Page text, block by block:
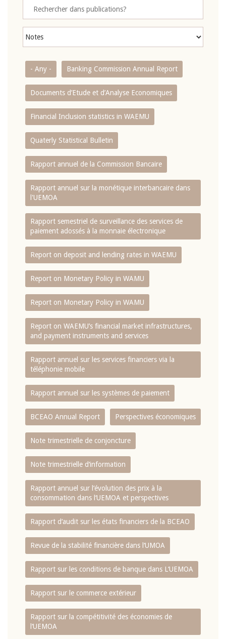
- Any - Banking Commission Annual Report
Documents d’Etude et d’Analyse Economiques
Financial Inclusion statistics in WAEMU
Quaterly Statistical Bulletin
Rapport annuel de la Commission Bancaire
Rapport annuel sur la monétique interbancaire dans
l'UEMOA
Rapport semestriel de surveillance des services de
paiement adossés à la monnaie électronique
Report on deposit and lending rates in WAEMU
Report on Monetary Policy in WAMU
Report on Monetary Policy in WAMU
Report on WAEMU’s financial market infrastructures,
and payment instruments and services
Rapport annuel sur les services financiers via la
téléphonie mobile
Rapport annuel sur les systèmes de paiement
BCEAO Annual Report Perspectives économiques
Note trimestrielle de conjoncture
Note trimestrielle d‘information
Rapport annuel sur l‘évolution des prix à la
consommation dans l‘UEMOA et perspectives
Rapport d‘audit sur les états financiers de la BCEAO
Revue de la stabilité financière dans l‘UMOA
Rapport sur les conditions de banque dans L‘UEMOA
Rapport sur le commerce extérieur
Rapport sur la compétitivité des économies de
l‘UEMOA